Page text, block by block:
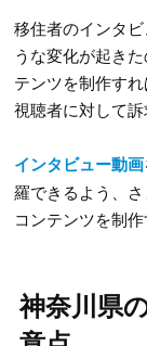
移住者のインタ
うな変化が起き
テンツを制作す
視聴者に対して訴
インタビュー動画
羅できるよう、
コンテンツを制
神奈川県